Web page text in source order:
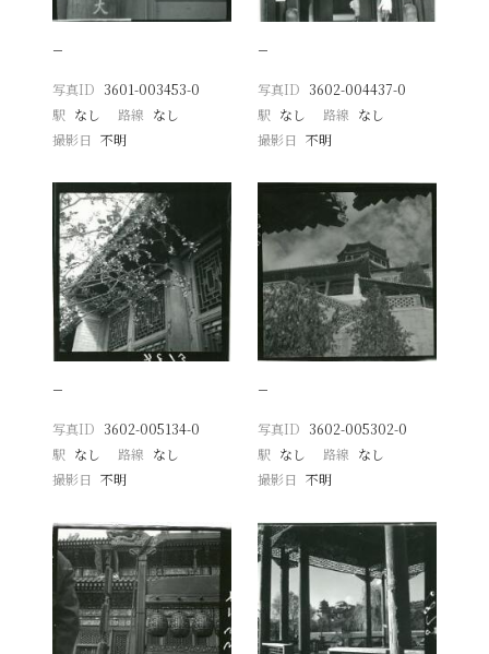
−
写真ID 3601-003453-0
駅 なし 路線 なし
撮影日
不明
−
写真ID 3602-004437-0
駅 なし 路線 なし
撮影日 不明
−
写真ID 3602-005134-0
駅 なし 路線 なし
撮影日
不明
−
写真ID 3602-005302-0
駅 なし 路線 なし
撮影日 不明